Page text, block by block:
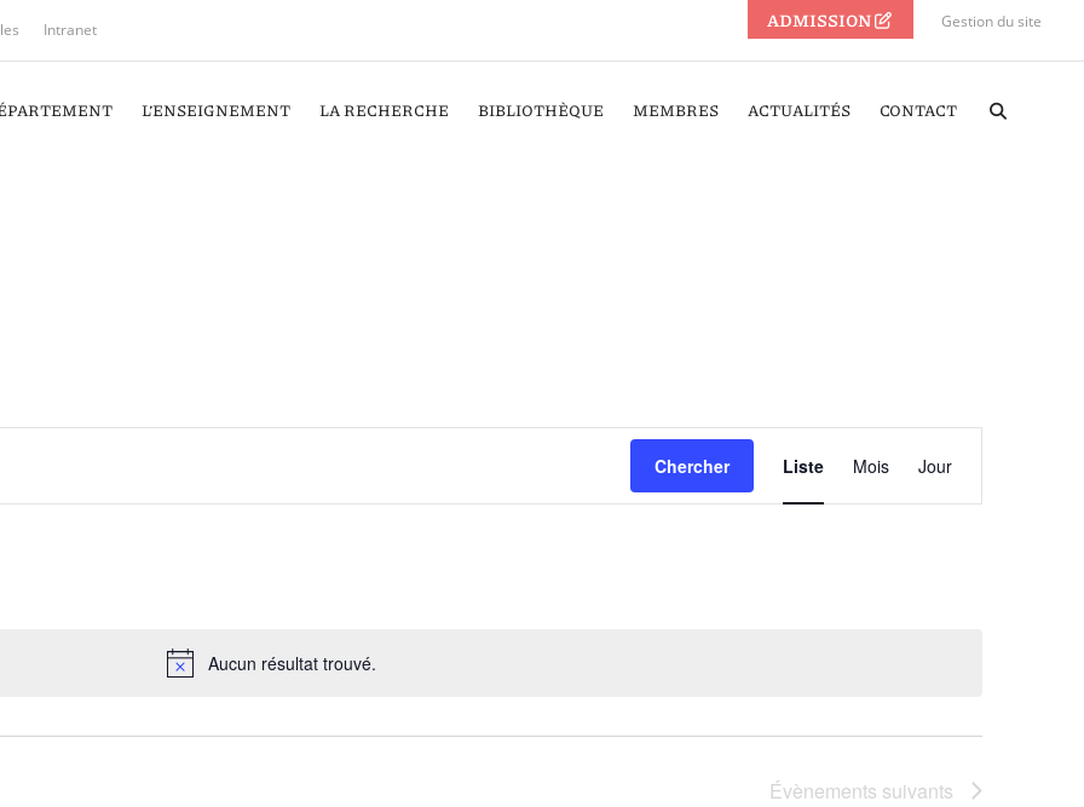
Intranet ADMISSION Gestion du site
L’ENSEIGNEMENT LA RECHERCHE BIBLIOTHÈQUE MEMBRES ACTUALITÉS CONTACT
Aucun résultat trouvé.
Chercher Liste Mois Jour
Évènements suivants